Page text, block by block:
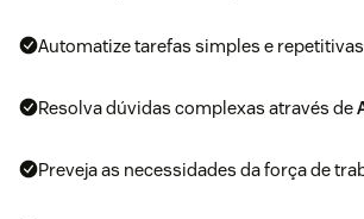
Automatize tarefas simples e
Resolva dúvidas complexas através de
Preveja as necessidades da força de